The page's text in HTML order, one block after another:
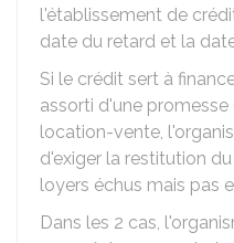
l'établissement de
date du retard et la
Si le crédit sert à
assorti d'une
location-vente,
d'exiger la restitution
loyers échus mais pas
Dans les 2 cas,